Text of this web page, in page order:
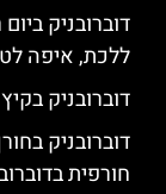
דוברובניק
ללכת, איפה
דוברובניק
דוברובניק
חורפית